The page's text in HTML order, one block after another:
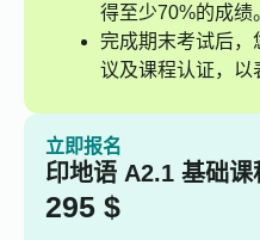
得至少70%的成绩
完成期末考试后，
议及课程认证，以
立即报名
印地语 A2.1 基础课
295 $